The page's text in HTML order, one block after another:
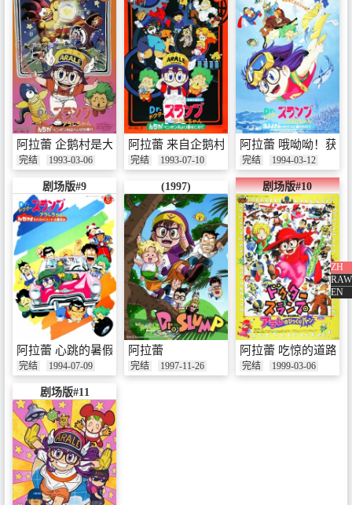
ZH
RAW
EN
阿拉蕾 企鹅村是大晴天
完结 1993-03-06
阿拉蕾 来自企鹅村的爱
完结 1993-07-10
阿拉蕾 哦呦呦！获
完结 1994-03-12
剧场版#9
阿拉蕾 心跳的暑假
完结 1994-07-09
(1997)
阿拉蕾
完结 1997-11-26
剧场版#10
阿拉蕾 吃惊的道路
完结 1999-03-06
剧场版#11